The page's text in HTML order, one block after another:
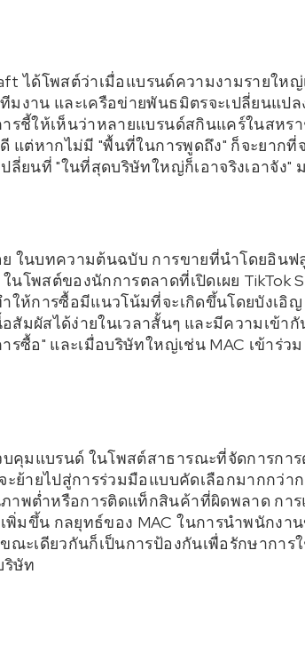
ได้โพสต์ว่าเมื่อแบรนด์ความงามรายใหญ่
งาน และเครือข่ายพันธมิตรจะเปลี่ยนแป
รชี้ให้เห็นว่าหลายแบรนด์สกินแคร์ในสห
แต่หากไม่มี "พื้นที่ในการพูดถึง" ก็จะยาก
ลี่ยนที่ "ในที่สุดบริษัทใหญ่ก็เอาจริงเอาจัง
ในบทความต้นฉบับ การขายที่นำโดยอินฟ
โพสต์ของนักการตลาดที่เปิดเผย TikTok
ให้การซื้อมีแนวโน้มที่จะเกิดขึ้นโดยบังเอิ
สัมผัสได้ง่ายในเวลาสั้นๆ และมีความเข้า
รซื้อ" และเมื่อบริษัทใหญ่เช่น MAC เข้าร่ว
คุมแบรนด์ ในโพสต์สาธารณะที่จัดการกา
ย้ายไปสู่การร่วมมือแบบคัดเลือกมากกว่า
าพต่ำหรือการติดแท็กสินค้าที่ผิดพลาด กา
มขึ้น กลยุทธ์ของ MAC ในการนำพนักงา
ณะเดียวกันก็เป็นการป้องกันเพื่อรักษาการ
ริษัท